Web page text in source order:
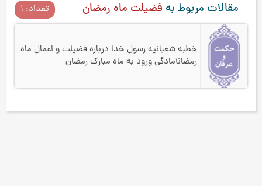
مقالات مربوط به فضیلت ماه رمضان تعداد: 1
خطبه شعبانیه رسول خدا درباره فضیلت و اعمال ماه
رمضانآمادگی ورود به ماه مبارک رمضان